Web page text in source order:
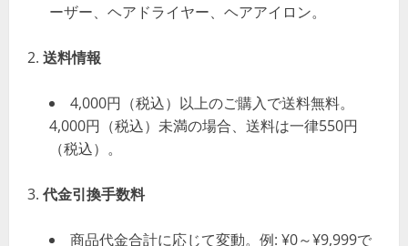
ーザー、ヘアドライヤー、ヘアアイロン。
送料情報
4,000円（税込）以上のご購入で送料無料。
4,000円（税込）未満の場合、送料は一律550円
（税込）。
代金引換手数料
商品代金合計に応じて変動。例: ¥0～¥9,999で